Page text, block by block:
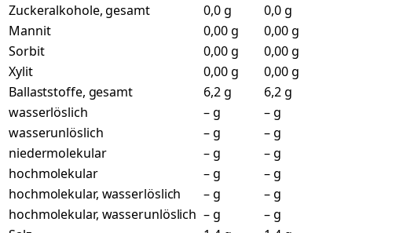
Zuckeralkohole, gesamt
0,0 g
0,0 g
Mannit
0,00 g
0,00 g
Sorbit
0,00 g
0,00 g
Xylit
0,00 g
0,00 g
Ballaststoffe, gesamt
6,2 g
6,2 g
wasserlöslich
– g
– g
wasserunlöslich
– g
– g
niedermolekular
– g
– g
hochmolekular
– g
– g
hochmolekular, wasserlöslich
– g
– g
hochmolekular, wasserunlöslich – g
– g